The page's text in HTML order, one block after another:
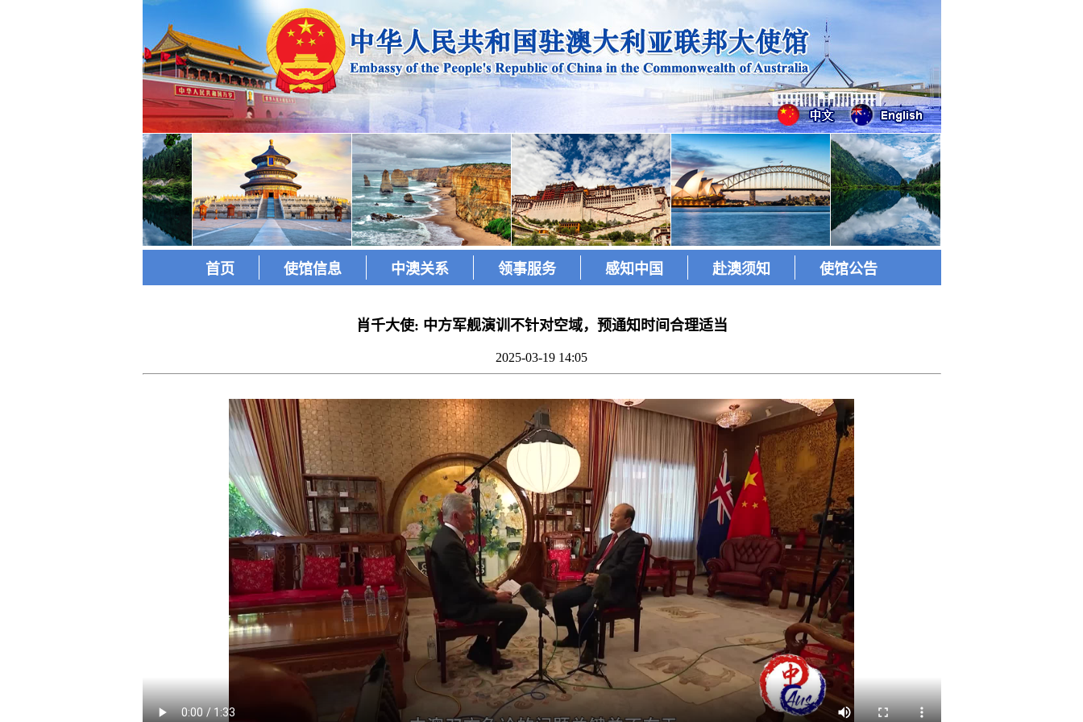
首页 使馆信息 中澳关系 领事服务 感知中国 赴澳须知 使馆公告
肖千大使: 中方军舰演训不针对空域，预通知时间合理适当
2025-03-19 14:05